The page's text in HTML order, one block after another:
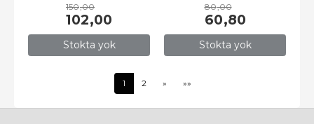
Stokta yok
150,00
102,00
Stokta yok
80,00
60,80
1 2 » »»